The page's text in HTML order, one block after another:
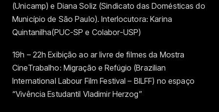
(Unicamp) e Diana Soliz (Sindicato das Domésticas do
Município de São Paulo). Interlocutora: Karina
Quintanilha(PUC-SP e Colabor-USP)
19h – 22h Exibição ao ar livre de filmes da Mostra
CineTrabalho: Migração e Refúgio (Brazilian
International Labour Film Festival – BILFF) no espaço
“Vivência Estudantil Vladimir Herzog”